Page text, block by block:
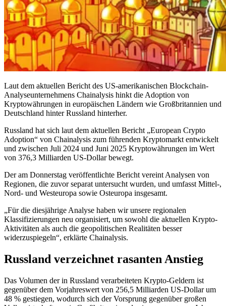
Laut dem aktuellen Bericht des US-amerikanischen Blockchain-
Analyseunternehmens Chainalysis hinkt die Adoption von
Kryptowährungen in europäischen Ländern wie Großbritannien und
Deutschland hinter Russland hinterher.
Russland hat sich laut dem aktuellen Bericht „European Crypto
Adoption“ von Chainalysis zum führenden Kryptomarkt entwickelt
und zwischen Juli 2024 und Juni 2025 Kryptowährungen im Wert
von 376,3 Milliarden US-Dollar bewegt.
Der am Donnerstag veröffentlichte Bericht vereint Analysen von
Regionen, die zuvor separat untersucht wurden, und umfasst Mittel-,
Nord- und Westeuropa sowie Osteuropa insgesamt.
„Für die diesjährige Analyse haben wir unsere regionalen
Klassifizierungen neu organisiert, um sowohl die aktuellen Krypto-
Aktivitäten als auch die geopolitischen Realitäten besser
widerzuspiegeln“, erklärte Chainalysis.
Russland verzeichnet rasanten Anstieg
Das Volumen der in Russland verarbeiteten Krypto-Geldern ist
gegenüber dem Vorjahreswert von 256,5 Milliarden US-Dollar um
48 % gestiegen, wodurch sich der Vorsprung gegenüber großen